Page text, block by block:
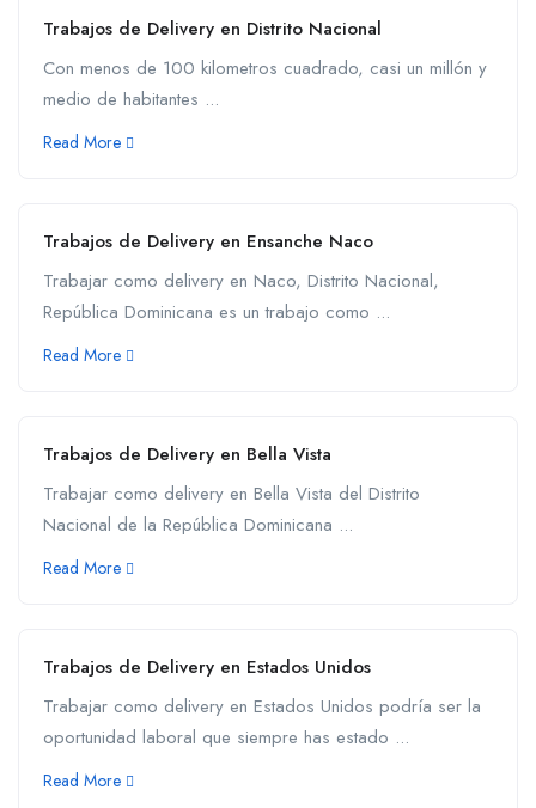
Trabajos de Delivery en Distrito Nacional
Con menos de 100 kilometros cuadrado, casi un millón y
medio de habitantes ...
Read More
Trabajos de Delivery en Ensanche Naco
Trabajar como delivery en Naco, Distrito Nacional,
República Dominicana es un trabajo como ...
Read More
Trabajos de Delivery en Bella Vista
Trabajar como delivery en Bella Vista del Distrito
Nacional de la República Dominicana ...
Read More
Trabajos de Delivery en Estados Unidos
Trabajar como delivery en Estados Unidos podría ser la
oportunidad laboral que siempre has estado ...
Read More